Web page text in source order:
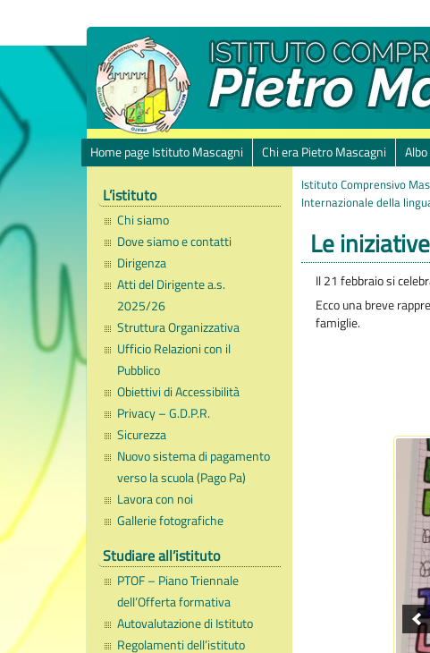
Home page Istituto Mascagni Chi era Pietro Mascagni
L’istituto
Chi siamo
Dove siamo e contatti
Dirigenza
Atti del Dirigente a.s.
2025/26
Struttura Organizzativa
Ufficio Relazioni con il
Pubblico
Obiettivi di Accessibilità
Privacy – G.D.P.R.
Sicurezza
Nuovo sistema di pagamento
verso la scuola (Pago Pa)
Lavora con noi
Gallerie fotografiche
Studiare all’istituto
PTOF – Piano Triennale
dell’Offerta formativa
Autovalutazione di Istituto
Regolamenti dell’istituto
Istituto Comprensivo
Internazionale della
Le
Il 21 febbraio si
Ecco una breve
famiglie.